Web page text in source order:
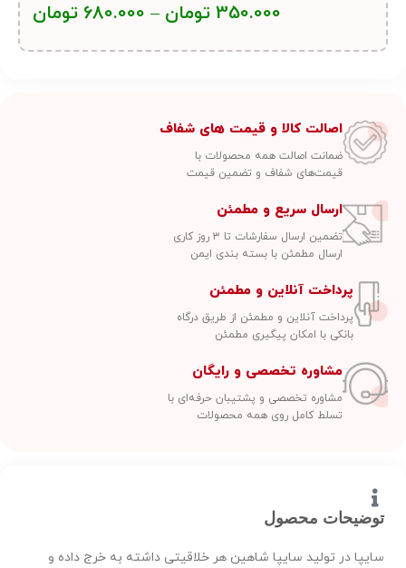
350.000 تومان –
680.000 تومان
اصالت کالا و قیمت های شفاف
ضمانت اصالت همه محصولات با
قیمت‌های شفاف و تضمین قیمت
ارسال سریع و مطمئن
تضمین ارسال سفارشات تا ۳ روز کاری
ارسال مطمئن با بسته بندی ایمن
پرداخت آنلاین و مطمئن
پرداخت آنلاین و مطمئن از طریق درگاه
بانکی با امکان پیگیری مطمئن
مشاوره تخصصی و رایگان
مشاوره تخصصی و پشتیبان حرفه‌ای با
تسلط کامل روی همه محصولات
توضیحات محصول
سایپا در تولید سایپا شاهین هر خلاقیتی داشته به خرج داده و